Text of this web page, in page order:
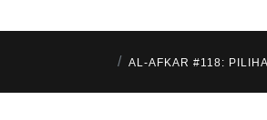
AL-AFKAR #118: